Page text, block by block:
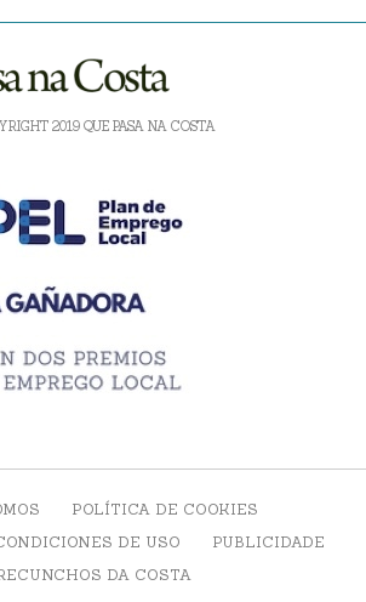
2019 QUE PASA NA COSTA
POLÍTICA DE COOKIES
DE USO
PUBLICIDADE
DA COSTA